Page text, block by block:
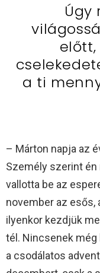
Úgy
a ti
– Márton napja az
Személy szerint
vallotta be az
november az esős,
ilyenkor kezdjük
tél. Nincsenek
a csodálatos